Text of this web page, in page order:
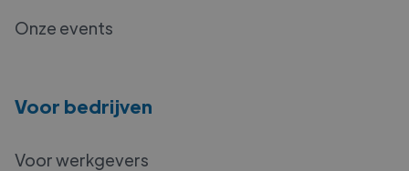
Onze events
Voor bedrijven
Voor werkgevers